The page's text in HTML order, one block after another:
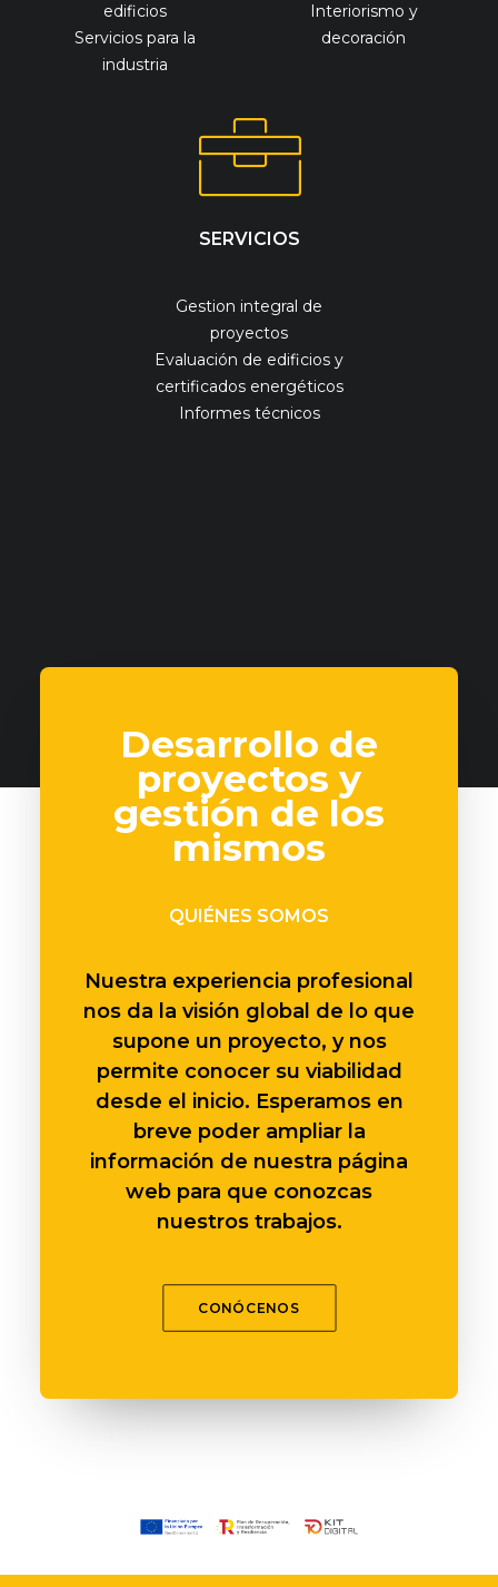
edificios
Servicios para la
industria
Interiorismo y
decoración
SERVICIOS
Gestion integral de
proyectos
Evaluación de edificios y
certificados energéticos
Informes técnicos
Desarrollo de
proyectos y
gestión de los
mismos
QUIÉNES SOMOS
Nuestra experiencia profesional
nos da la visión global de lo que
supone un proyecto, y nos
permite conocer su viabilidad
desde el inicio. Esperamos en
breve poder ampliar la
información de nuestra página
web para que conozcas
nuestros trabajos.
CONÓCENOS